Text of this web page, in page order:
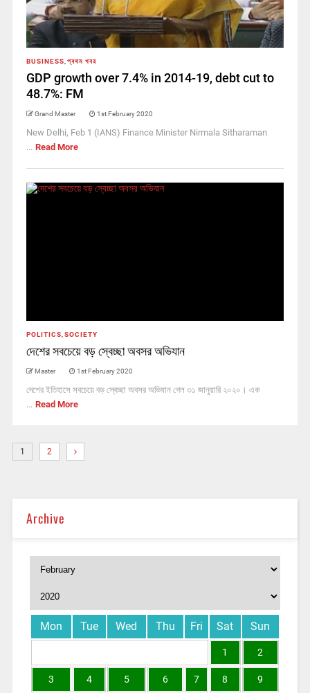
BUSINESS প্ৰথম খবর
GDP growth over 7.4% in 2014-19, debt cut to
48.7%: FM
Grand Master 1st February 2020
New Delhi, Feb 1 (IANS) Finance Minister Nirmala Sitharaman
... Read More
POLITICS SOCIETY
দেশের সবচেয়ে বড় স্বেচ্ছা অবসর অভিযান
Master 1st February 2020
দেশের ইতিহাসে সবচেয়ে বড় স্বেচ্ছা অবসর অভিযান গেল ৩১ জানুয়ারি ২০২০। এক
... Read More
1 2
Archive
Mon Tue Wed Thu Fri Sat Sun
1 2
3 4 5 6 7 8 9